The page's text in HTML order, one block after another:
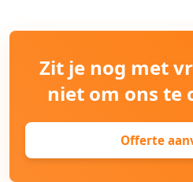
Zit je nog met
niet om ons te
Offerte